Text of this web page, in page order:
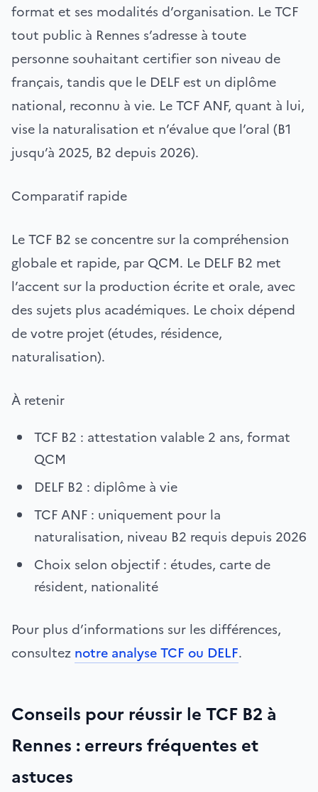
format et ses modalités d’organisation. Le TCF
tout public à Rennes s’adresse à toute
personne souhaitant certifier son niveau de
français, tandis que le DELF est un diplôme
national, reconnu à vie. Le TCF ANF, quant à lui,
vise la naturalisation et n’évalue que l’oral (B1
jusqu’à 2025, B2 depuis 2026).
Comparatif rapide
Le TCF B2 se concentre sur la compréhension
globale et rapide, par QCM. Le DELF B2 met
l’accent sur la production écrite et orale, avec
des sujets plus académiques. Le choix dépend
de votre projet (études, résidence,
naturalisation).
À retenir
TCF B2 : attestation valable 2 ans, format
QCM
DELF B2 : diplôme à vie
TCF ANF : uniquement pour la
naturalisation, niveau B2 requis depuis 2026
Choix selon objectif : études, carte de
résident, nationalité
Pour plus d’informations sur les différences,
consultez notre analyse TCF ou DELF.
Conseils pour réussir le TCF B2 à
Rennes : erreurs fréquentes et
astuces